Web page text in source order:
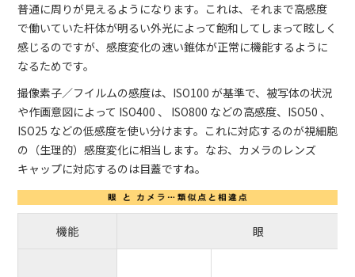
普通に周りが見えるようになります。これは、それまで高感度
で働いていた杆体が明るい外光によって飽和してしまって眩しく
感じるのですが、感度変化の速い錐体が正常に機能するように
なるためです。
撮像素子／フイルムの感度は、ISO100 が基準で、被写体の状況
や作画意図によって ISO400 、 ISO800 などの高感度、ISO50 、
ISO25 などの低感度を使い分けます。これに対応するのが視細胞
の（生理的）感度変化に相当します。なお、カメラのレンズ
キャップに対応するのは目蓋ですね。
機能 眼